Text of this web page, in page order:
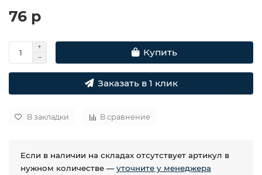
76 р
Купить
Заказать в 1 клик
В закладки В сравнение
Если в наличии на складах отсутствует артикул в
нужном количестве —уточните у менеджера